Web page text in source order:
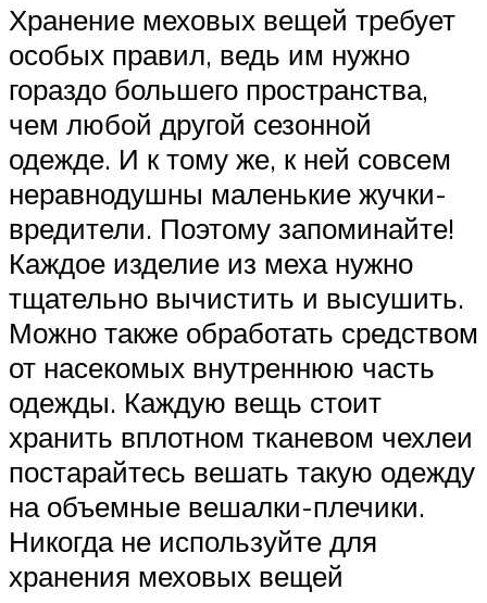
Хранение меховых вещей требует
особых правил, ведь им нужно
гораздо большего пространства,
чем любой другой сезонной
одежде. И к тому же, к ней совсем
неравнодушны маленькие жучки-
вредители. Поэтому запоминайте!
Каждое изделие из меха нужно
тщательно вычистить и высушить.
Можно также обработать средством
от насекомых внутреннюю часть
одежды. Каждую вещь стоит
хранить вплотном тканевом чехлеи
постарайтесь вешать такую одежду
на объемные вешалки-плечики.
Никогда не используйте для
хранения меховых вещей